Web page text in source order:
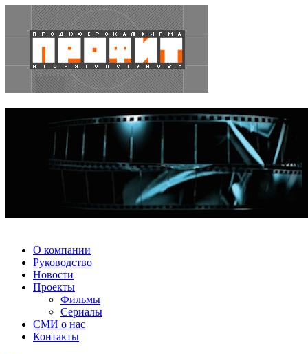
О компании
Руководство
Новости
Проекты
Фильмы
Сериалы
СМИ о нас
Контакты